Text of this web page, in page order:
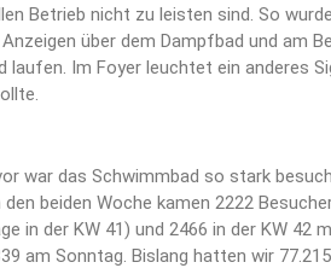
Betrieb nicht zu leisten sind. So
über dem Dampfbad und am
laufen. Im Foyer leuchtet ein anderes
war das Schwimmbad so stark
beiden Woche kamen 2222
in der KW 41) und 2466 in der KW 42
am Sonntag. Bislang hatten wir